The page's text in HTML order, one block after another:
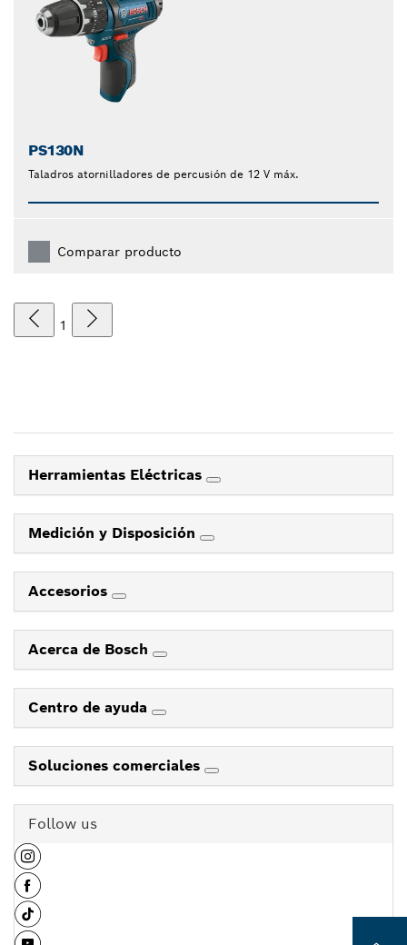
PS130N
Taladros atornilladores de percusión de 12 V máx.
Comparar producto
1
Herramientas Eléctricas
Medición y Disposición
Accesorios
Acerca de Bosch
Centro de ayuda
Soluciones comerciales
Follow us